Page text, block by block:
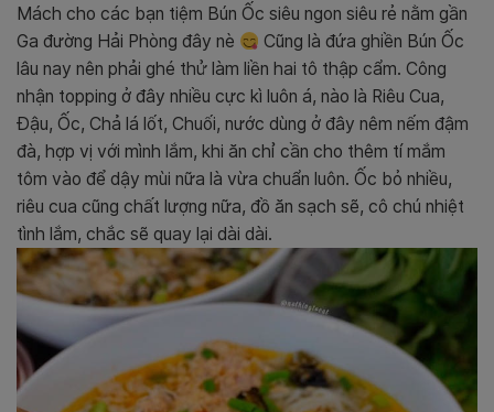
Mách cho các bạn tiệm Bún Ốc siêu ngon siêu rẻ nằm gần
Ga đường Hải Phòng đây nè
Cũng là đứa ghiền Bún Ốc
lâu nay nên phải ghé thử làm liền hai tô thập cẩm. Công
nhận topping ở đây nhiều cực kì luôn á, nào là Riêu Cua,
Đậu, Ốc, Chả lá lốt, Chuối, nước dùng ở đây nêm nếm đậm
đà, hợp vị với mình lắm, khi ăn chỉ cần cho thêm tí mắm
tôm vào để dậy mùi nữa là vừa chuẩn luôn. Ốc bỏ nhiều,
riêu cua cũng chất lượng nữa, đồ ăn sạch sẽ, cô chú nhiệt
tình lắm, chắc sẽ quay lại dài dài.